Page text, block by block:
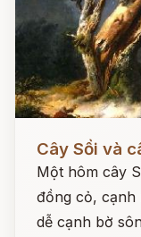
Cây Sồi và
Một hôm cây
đồng cỏ, cạnh
dễ cạnh bờ